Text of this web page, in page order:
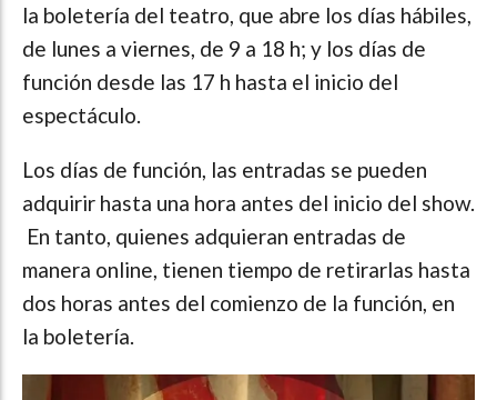
la boletería del teatro, que abre los días hábiles,
de lunes a viernes, de 9 a 18 h; y los días de
función desde las 17 h hasta el inicio del
espectáculo.
Los días de función, las entradas se pueden
adquirir hasta una hora antes del inicio del show.
En tanto, quienes adquieran entradas de
manera online, tienen tiempo de retirarlas hasta
dos horas antes del comienzo de la función, en
la boletería.